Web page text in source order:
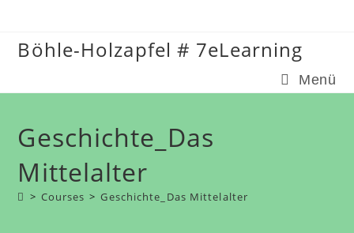
springen
Böhle-Holzapfel # 7eLearning
Menü
Geschichte_Das
Mittelalter
> Courses > Geschichte_Das Mittelalter